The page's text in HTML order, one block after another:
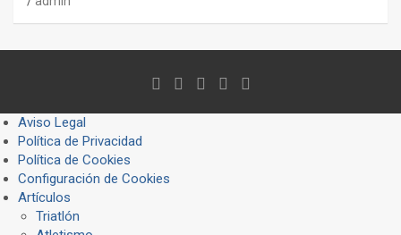
Aviso Legal
Política de Privacidad
Política de Cookies
Configuración de Cookies
Artículos
Triatlón